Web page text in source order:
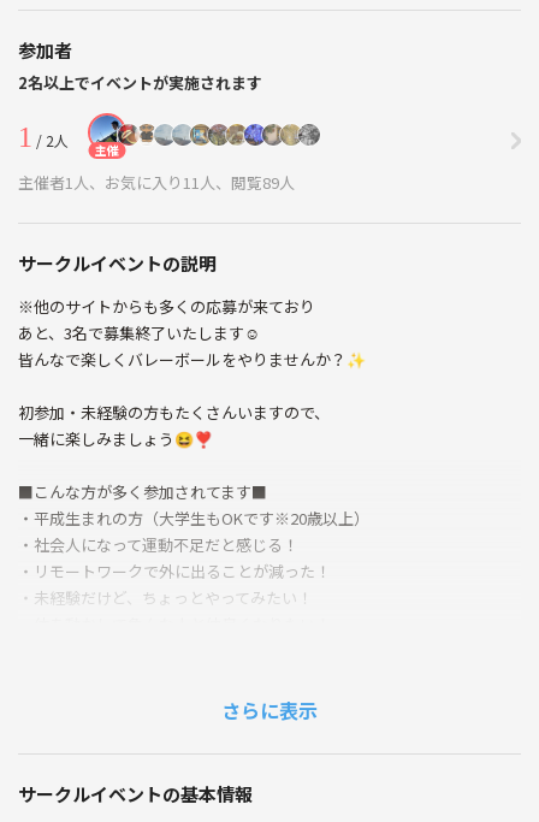
参加者
2名以上でイベントが実施されます
1 / 2人 主催
主催者1人、お気に入り11人、閲覧89人
サークルイベントの説明
※他のサイトからも多くの応募が来ており
あと、3名で募集終了いたします☺️
皆んなで楽しくバレーボールをやりませんか？✨
初参加・未経験の方もたくさんいますので、
一緒に楽しみましょう😆❣️
■こんな方が多く参加されてます■
・平成生まれの方（大学生もOKです※20歳以上）
・社会人になって運動不足だと感じる！
・リモートワークで外に出ることが減った！
・未経験だけど、ちょっとやってみたい！
※あくまで、楽しむ事が目的なのでガチでやりたい方には向かないかも
しれません！
さらに表示
サークルイベントの基本情報